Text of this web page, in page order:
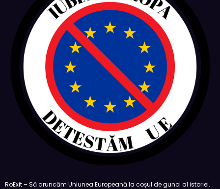
RoExit – Să aruncăm Uniunea Europeană la coșul de gunoi al istoriei.